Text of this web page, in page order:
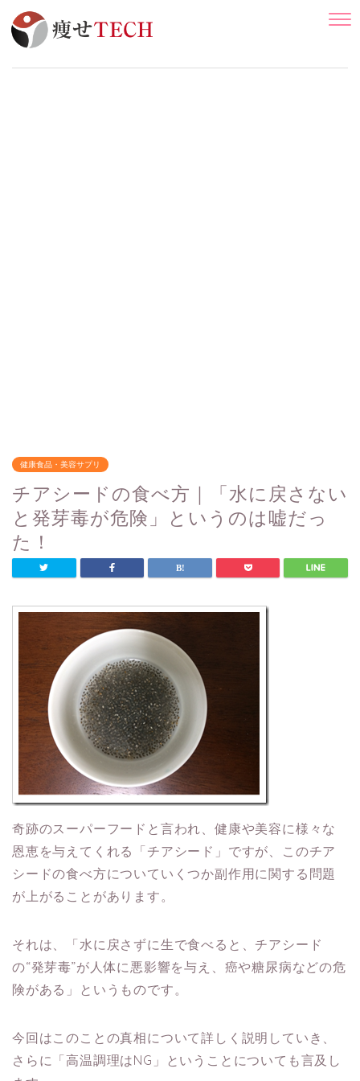
健康食品・美容サプリ
チアシードの食べ方｜「水に戻さない
と発芽毒が危険」というのは嘘だっ
た！
奇跡のスーパーフードと言われ、健康や美容に様々な
恩恵を与えてくれる「チアシード」ですが、このチア
シードの食べ方についていくつか副作用に関する問題
が上がることがあります。
それは、「水に戻さずに生で食べると、チアシード
の“発芽毒”が人体に悪影響を与え、癌や糖尿病などの危
険がある」というものです。
今回はこのことの真相について詳しく説明していき、
さらに「高温調理はNG」ということについても言及し